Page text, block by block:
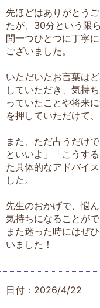
先ほどはありがとう
たが、30分という限
問一つひとつに丁寧
ございました。
いただいたお言葉は
していただき、気持
っていたことや将来
を押していただけて
また、ただ占うだけ
といいよ」「こうす
た具体的なアドバイ
した。
先生のおかげで、悩
気持ちになることが
また迷った時にはぜ
いました！
日付：2026/4/22